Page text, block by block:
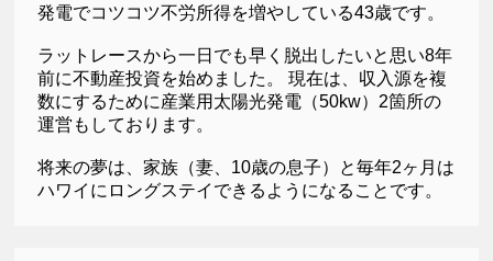
発電でコツコツ不労所得を増やしている43歳です。
ラットレースから一日でも早く脱出したいと思い8年
前に不動産投資を始めました。 現在は、収入源を複
数にするために産業用太陽光発電（50kw）2箇所の
運営もしております。
将来の夢は、家族（妻、10歳の息子）と毎年2ヶ月は
ハワイにロングステイできるようになることです。